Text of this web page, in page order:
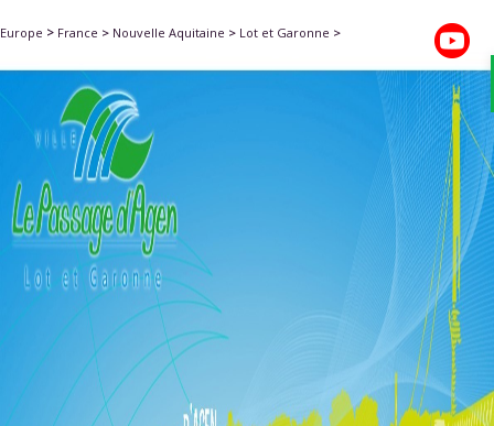
Europe > France > Nouvelle Aquitaine > Lot et Garonne >